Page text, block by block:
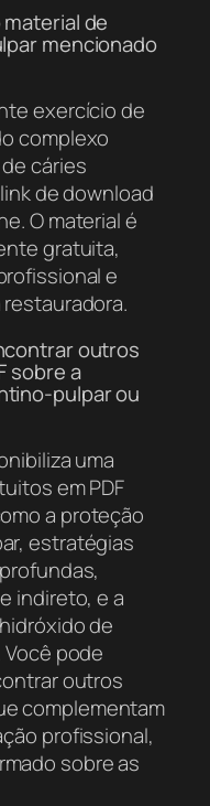
de
mencionado
exercício de
complexo
cáries
de download
O material é
gratuita,
e
outros
sobre a
pulpar ou
uma
em PDF
a proteção
estratégias
indireto, e a
de
pode
outros
complementam
profissional,
sobre as